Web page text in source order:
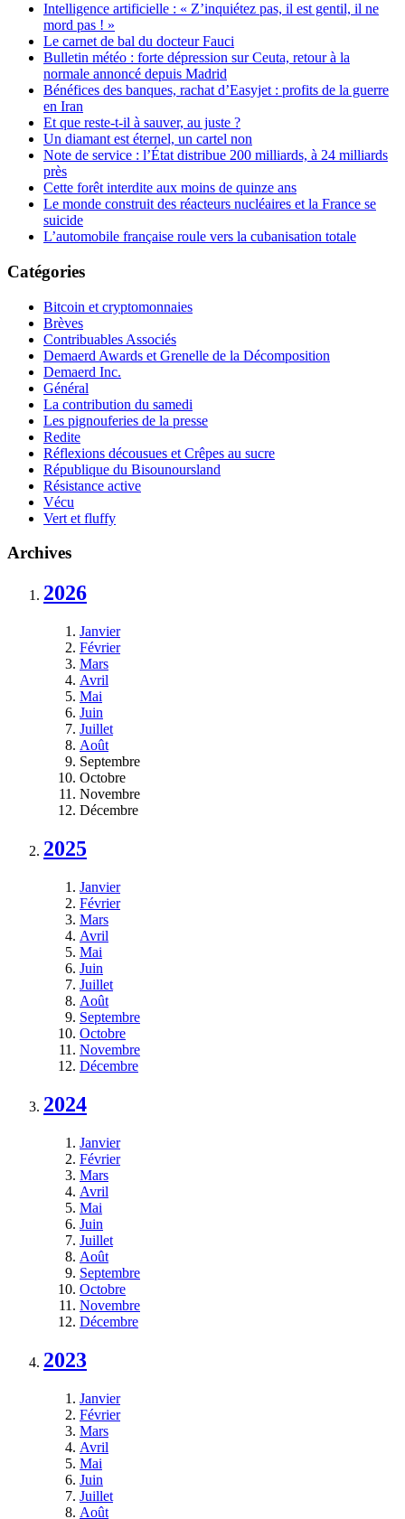
Intelligence artificielle : « Z’inquiétez pas, il est gentil, il ne
mord pas ! »
Le carnet de bal du docteur Fauci
Bulletin météo : forte dépression sur Ceuta, retour à la
normale annoncé depuis Madrid
Bénéfices des banques, rachat d’Easyjet : profits de la guerre
en Iran
Et que reste-t-il à sauver, au juste ?
Un diamant est éternel, un cartel non
Note de service : l’État distribue 200 milliards, à 24 milliards
près
Cette forêt interdite aux moins de quinze ans
Le monde construit des réacteurs nucléaires et la France se
suicide
L’automobile française roule vers la cubanisation totale
Catégories
Bitcoin et cryptomonnaies
Brèves
Contribuables Associés
Demaerd Awards et Grenelle de la Décomposition
Demaerd Inc.
Général
La contribution du samedi
Les pignouferies de la presse
Redite
Réflexions décousues et Crêpes au sucre
République du Bisounoursland
Résistance active
Vécu
Vert et fluffy
Archives
2026
Janvier
Février
Mars
Avril
Mai
Juin
Juillet
Août
Septembre
Octobre
Novembre
Décembre
2025
Janvier
Février
Mars
Avril
Mai
Juin
Juillet
Août
Septembre
Octobre
Novembre
Décembre
2024
Janvier
Février
Mars
Avril
Mai
Juin
Juillet
Août
Septembre
Octobre
Novembre
Décembre
2023
Janvier
Février
Mars
Avril
Mai
Juin
Juillet
Août